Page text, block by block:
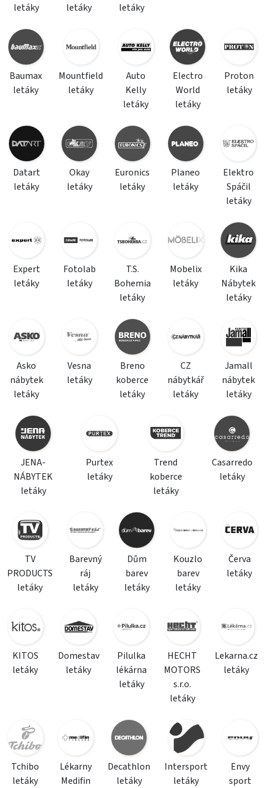
letáky letáky letáky
Baumax
letáky
Mountfield
letáky
Auto
Kelly
letáky
Electro
World
letáky
Proton
letáky
Datart
letáky
Okay
letáky
Euronics
letáky
Planeo
letáky
Elektro
Spáčil
letáky
Expert
letáky
Fotolab
letáky
T.S.
Bohemia
letáky
Mobelix
letáky
Kika
Nábytek
letáky
Asko
nábytek
letáky
Vesna
letáky
Breno
koberce
letáky
CZ
nábytkář
letáky
Jamall
nábytek
letáky
JENA-
NÁBYTEK
letáky
Purtex
letáky
Trend
koberce
letáky
Casarredo
letáky
TV
PRODUCTS
letáky
Barevný
ráj
letáky
Dům
barev
letáky
Kouzlo
barev
letáky
Červa
letáky
KITOS
letáky
Domestav
letáky
Pilulka
lékárna
letáky
HECHT
MOTORS
s.r.o.
letáky
Lekarna.cz
letáky
Tchibo
letáky
Lékarny
Medifin
Decathlon
letáky
Intersport
letáky
Envy
sport